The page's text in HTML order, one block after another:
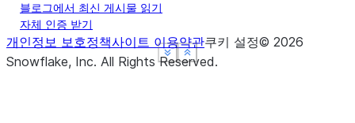
Show less
See more
Show less
See more
Show less
See more
블로그에서 최신 게시물 읽기
자체 인증 받기
개인정보 보호정책사이트 이용약관쿠키 설정© 2026
Snowflake, Inc. All Rights Reserved.